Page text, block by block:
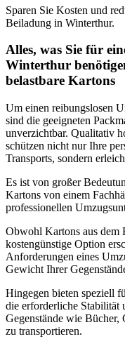
Sparen Sie Kosten und
Beiladung in Winterthur.
Alles, was Sie für
Winterthur
belastbare Kartons
Um einen reibungslosen
sind die geeigneten
unverzichtbar. Qualitativ
schützen nicht nur Ihre
Transports, sondern
Es ist von großer
Kartons von einem
professionellen
Obwohl Kartons aus dem
kostengünstige Option
Anforderungen eines
Gewicht Ihrer
Hingegen bieten speziell
die erforderliche Stabilität
Gegenstände wie Bücher,
zu transportieren.